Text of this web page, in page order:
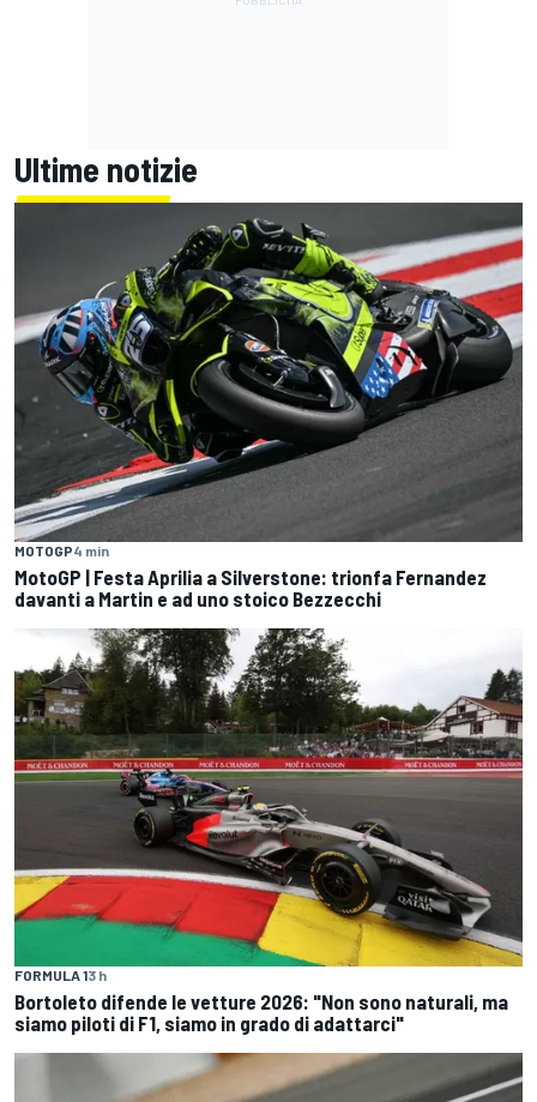
Ultime notizie
MOTOGP4 min
MotoGP | Festa Aprilia a Silverstone: trionfa Fernandez
davanti a Martin e ad uno stoico Bezzecchi
FORMULA 13 h
Bortoleto difende le vetture 2026: "Non sono naturali, ma
siamo piloti di F1, siamo in grado di adattarci"